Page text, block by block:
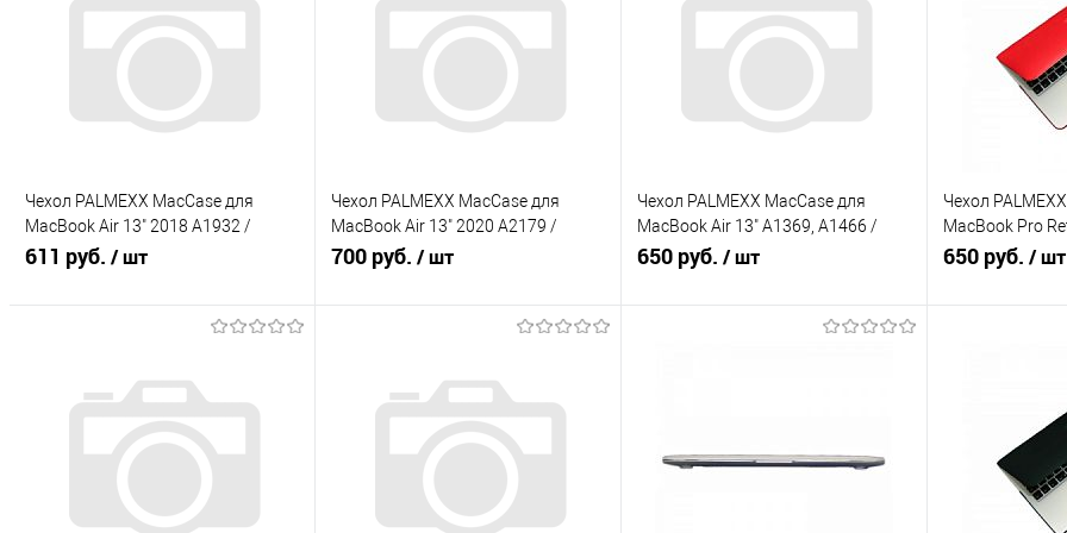
Чехол PALMEXX MacCase для
MacBook Air 13" 2018 A1932 /
матовый синий
611 руб. / шт
Купить в 1 клик
К сравнению
В избранное
Чехол PALMEXX MacCase для
MacBook Air 13" 2020 A2179 /
матовый серый
700 руб. / шт
Купить в 1 клик
К сравнению
В избранное
Чехол PALMEXX MacCase для
MacBook Air 13" A1369, A1466 /
матовый бирюзовый
650 руб. / шт
Под заказ
Чехол
MacBook Pro
A1502 /
650 руб. / шт
Купить в 1
В избранное
Под заказ